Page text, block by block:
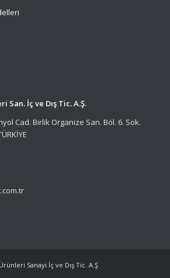
San. İç ve Dış Tic. A.Ş.
Cad. Birlik Organize San. Böl. 6. Sok.
Sanayi İç ve Dış Tic. A.Ş